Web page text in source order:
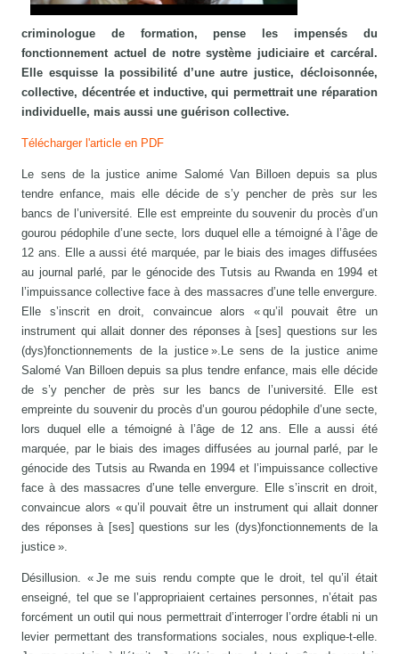
criminologue de formation, pense les impensés du
fonctionnement actuel de notre système judiciaire et carcéral.
Elle esquisse la possibilité d’une autre justice, décloisonnée,
collective, décentrée et inductive, qui permettrait une réparation
individuelle, mais aussi une guérison collective.
Télécharger l'article en PDF
Le sens de la justice anime Salomé Van Billoen depuis sa plus
tendre enfance, mais elle décide de s’y pencher de près sur les
bancs de l’université. Elle est empreinte du souvenir du procès d’un
gourou pédophile d’une secte, lors duquel elle a témoigné à l’âge de
12 ans. Elle a aussi été marquée, par le biais des images diffusées
au journal parlé, par le génocide des Tutsis au Rwanda en 1994 et
l’impuissance collective face à des massacres d’une telle envergure.
Elle s’inscrit en droit, convaincue alors « qu’il pouvait être un
instrument qui allait donner des réponses à [ses] questions sur les
(dys)fonctionnements de la justice ».Le sens de la justice anime
Salomé Van Billoen depuis sa plus tendre enfance, mais elle décide
de s’y pencher de près sur les bancs de l’université. Elle est
empreinte du souvenir du procès d’un gourou pédophile d’une secte,
lors duquel elle a témoigné à l’âge de 12 ans. Elle a aussi été
marquée, par le biais des images diffusées au journal parlé, par le
génocide des Tutsis au Rwanda en 1994 et l’impuissance collective
face à des massacres d’une telle envergure. Elle s’inscrit en droit,
convaincue alors « qu’il pouvait être un instrument qui allait donner
des réponses à [ses] questions sur les (dys)fonctionnements de la
justice ».
Désillusion. « Je me suis rendu compte que le droit, tel qu’il était
enseigné, tel que se l’appropriaient certaines personnes, n’était pas
forcément un outil qui nous permettrait d’interroger l’ordre établi ni un
levier permettant des transformations sociales, nous explique-t-elle.